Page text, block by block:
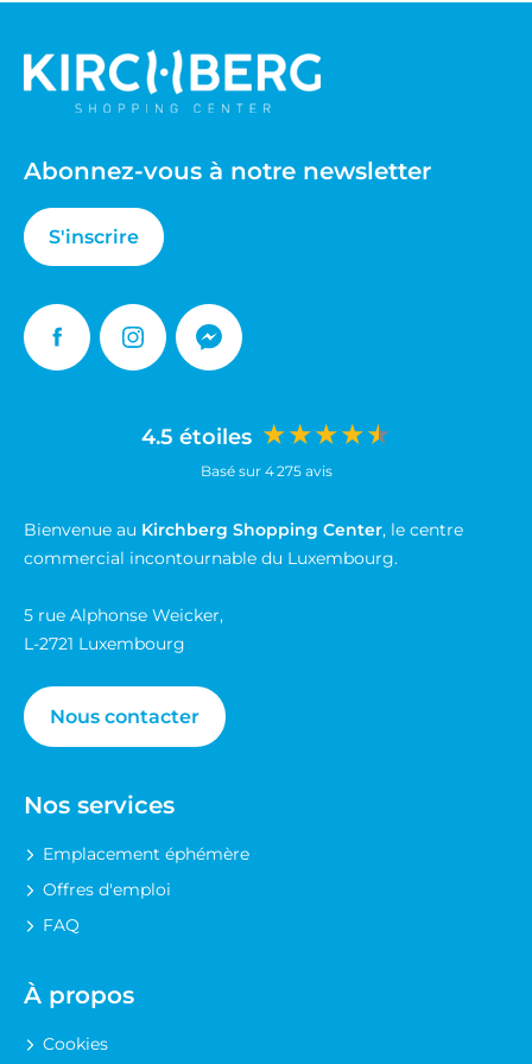
CIGAR HUMIDOR
DESSANGE
EDORA
FOOT LOCKER
GRANDOPTICAL
HIFI INTERNATIONAL
4.5 étoiles ★★★★★
Basé sur 4 275 avis
Bienvenue au Kirchberg Shopping Center, le centre
commercial incontournable du Luxembourg.
5 rue Alphonse Weicker,
L-2721 Luxembourg
Nous contacter
Nos services
Emplacement éphémère
Offres d'emploi
FAQ
À propos
Cookies
Abonnez-vous à notre newsletter
S'inscrire
FacebookInstagramMessenger